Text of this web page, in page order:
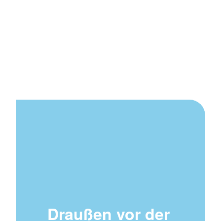
Draußen vor der